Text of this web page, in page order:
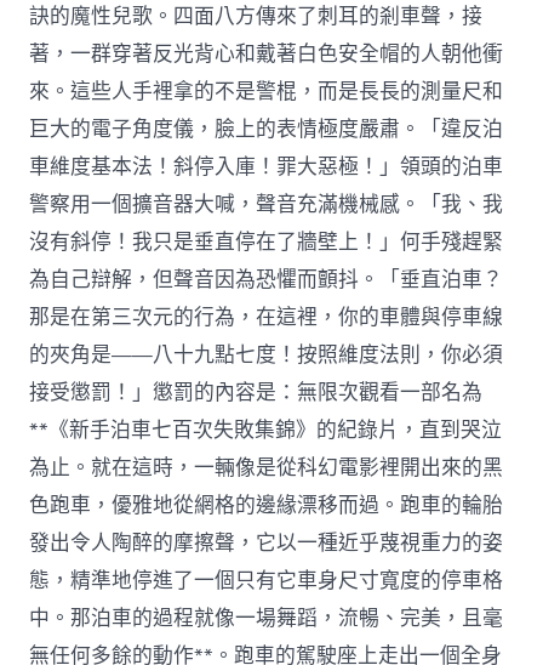
訣的魔性兒歌。四面八方傳來了刺耳的剎車聲，接
著，一群穿著反光背心和戴著白色安全帽的人朝他衝
來。這些人手裡拿的不是警棍，而是長長的測量尺和
巨大的電子角度儀，臉上的表情極度嚴肅。「違反泊
車維度基本法！斜停入庫！罪大惡極！」領頭的泊車
警察用一個擴音器大喊，聲音充滿機械感。「我、我
沒有斜停！我只是垂直停在了牆壁上！」何手殘趕緊
為自己辯解，但聲音因為恐懼而顫抖。「垂直泊車？
那是在第三次元的行為，在這裡，你的車體與停車線
的夾角是——八十九點七度！按照維度法則，你必須
接受懲罰！」懲罰的內容是：無限次觀看一部名為
**《新手泊車七百次失敗集錦》的紀錄片，直到哭泣
為止。就在這時，一輛像是從科幻電影裡開出來的黑
色跑車，優雅地從網格的邊緣漂移而過。跑車的輪胎
發出令人陶醉的摩擦聲，它以一種近乎蔑視重力的姿
態，精準地停進了一個只有它車身尺寸寬度的停車格
中。那泊車的過程就像一場舞蹈，流暢、完美，且毫
無任何多餘的動作**。跑車的駕駛座上走出一個全身